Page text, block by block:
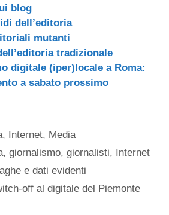
blog
dell’editoria
mutanti
tradizionale
digitale (iper)locale a Roma:
a sabato prossimo
, Internet, Media
,giornalismo,giornalisti, Internet
e dati evidenti
off al digitale del Piemonte